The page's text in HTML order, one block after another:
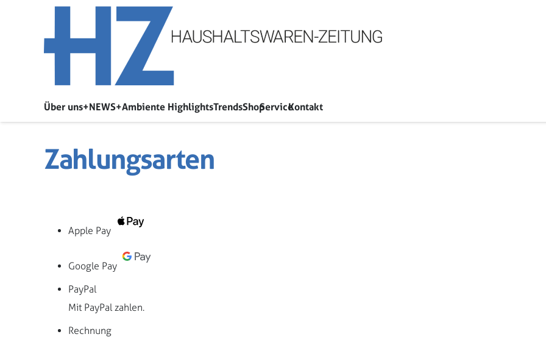
Über uns+NEWS+Ambiente HighlightsTrendsShopServiceKontakt
Zahlungsarten
Apple Pay
Google Pay
PayPal
Mit PayPal zahlen.
Rechnung